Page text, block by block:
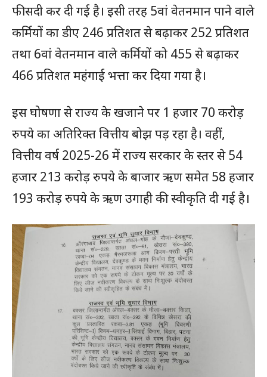
फीसदी कर दी गई है। इसी तरह 5वां वेतनमान पाने वाले
कर्मियों का डीए 246 प्रतिशत से बढ़ाकर 252 प्रतिशत
तथा 6वां वेतनमान वाले कर्मियों को 455 से बढ़ाकर
466 प्रतिशत महंगाई भत्ता कर दिया गया है।
इस घोषणा से राज्य के खजाने पर 1 हजार 70 करोड़
रुपये का अतिरिक्त वित्तीय बोझ पड़ रहा है। वहीं,
वित्तीय वर्ष 2025-26 में राज्य सरकार के स्तर से 54
हजार 213 करोड़ रुपये के बाजार ऋण समेत 58 हजार
193 करोड़ रुपये के ऋण उगाही की स्वीकृति दी गई है।